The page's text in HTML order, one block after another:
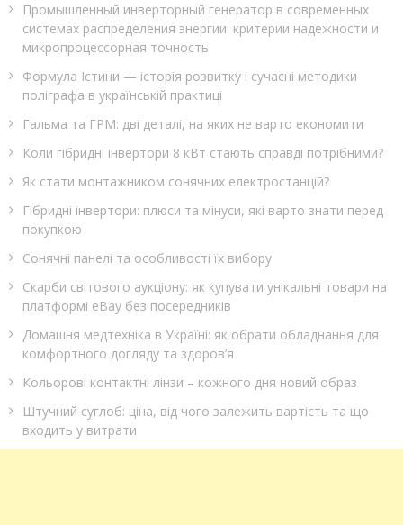
Промышленный инверторный генератор в современных
системах распределения энергии: критерии надежности и
микропроцессорная точность
Формула Істини — історія розвитку і сучасні методики
поліграфа в українській практиці
Гальма та ГРМ: дві деталі, на яких не варто економити
Коли гібридні інвертори 8 кВт стають справді потрібними?
Як стати монтажником сонячних електростанцій?
Гібридні інвертори: плюси та мінуси, які варто знати перед
покупкою
Сонячні панелі та особливості їх вибору
Скарби світового аукціону: як купувати унікальні товари на
платформі eBay без посередників
Домашня медтехніка в Україні: як обрати обладнання для
комфортного догляду та здоров’я
Кольорові контактні лінзи – кожного дня новий образ
Штучний суглоб: ціна, від чого залежить вартість та що
входить у витрати